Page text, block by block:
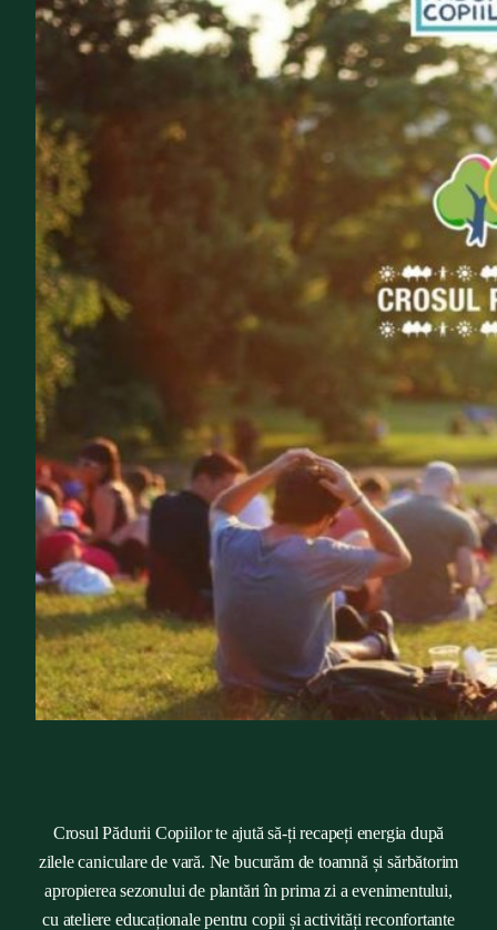
Crosul Pădurii Copiilor te ajută să-ți recapeți energia după
zilele caniculare de vară. Ne bucurăm de toamnă și sărbătorim
apropierea sezonului de plantări în prima zi a evenimentului,
cu ateliere educaționale pentru copii și activități reconfortante